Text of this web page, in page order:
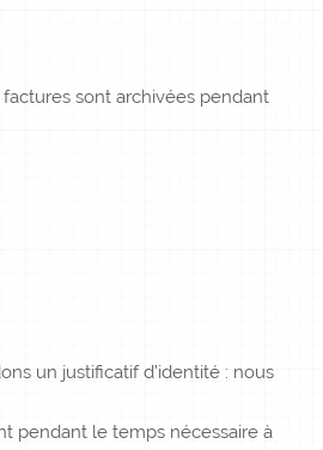
sont archivées pendant
un justificatif d’identité : nous
pendant le temps nécessaire à